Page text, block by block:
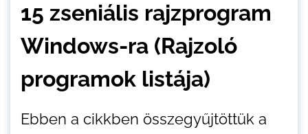
15 zseniális rajzprogram
Windows-ra (Rajzoló
programok listája)
Ebben a cikkben összegyűjtöttük a